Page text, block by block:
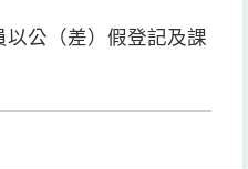
公（差）假登記及課